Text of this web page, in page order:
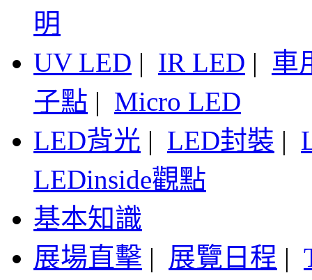
明
UV LED | IR LED | 車
子點 | Micro LED
LED背光 | LED封裝 |
LEDinside觀點
基本知識
展場直擊 | 展覽日程 |